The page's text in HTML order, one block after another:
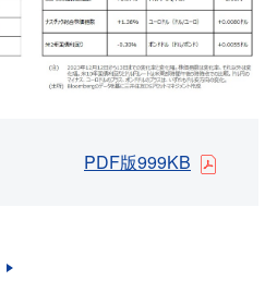
PDF版999KB